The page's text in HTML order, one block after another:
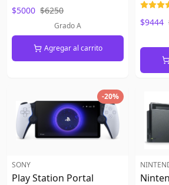
$5000 $6250
Grado A
Agregar al carrito
$9444
-20%
SONY
Play Station Portal